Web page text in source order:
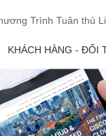
Trình Tuân thủ
KHÁCH HÀNG - ĐỐI